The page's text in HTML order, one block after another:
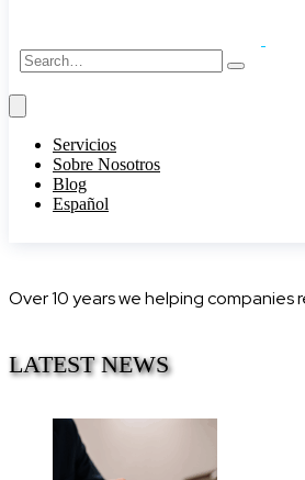
Servicios
Sobre Nosotros
Blog
Español
Over 10 years we helping
LATEST NEWS